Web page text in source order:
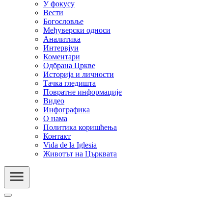
У фокусу
Вести
Богословље
Међуверски односи
Аналитика
Интервјуи
Коментари
Одбрана Цркве
Историја и личности
Тачка гледишта
Повратне информације
Видео
Инфографика
О нама
Политика коришћења
Контакт
Vida de la Iglesia
Животът на Църквата